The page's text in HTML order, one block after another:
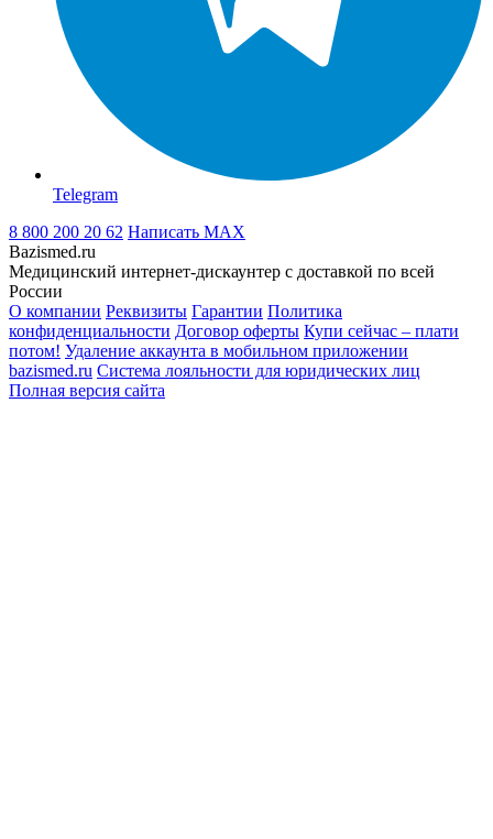
Telegram
8 800 200 20 62 Написать MAX
Bazismed.ru
Медицинский интернет-дискаунтер с доставкой по всей
России
О компании Реквизиты Гарантии Политика
конфиденциальности Договор оферты Купи сейчас – плати
потом! Удаление аккаунта в мобильном приложении
bazismed.ru Система лояльности для юридических лиц
Полная версия сайта